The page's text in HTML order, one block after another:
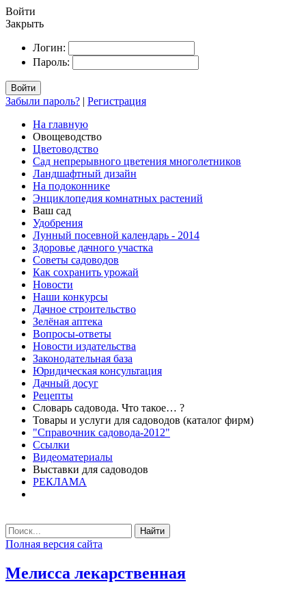
Войти
Закрыть
Логин:
Пароль:
Войти
Забыли пароль? | Регистрация
На главную
Овощеводство
Цветоводство
Сад непрерывного цветения многолетников
Ландшафтный дизайн
На подоконнике
Энциклопедия комнатных растений
Ваш сад
Удобрения
Лунный посевной календарь - 2014
Здоровье дачного участка
Советы садоводов
Как сохранить урожай
Новости
Наши конкурсы
Дачное строительство
Зелёная аптека
Вопросы-ответы
Новости издательства
Законодательная база
Юридическая консультация
Дачный досуг
Рецепты
Словарь садовода. Что такое… ?
Товары и услуги для садоводов (каталог фирм)
"Справочник садовода-2012"
Ссылки
Видеоматериалы
Выставки для садоводов
РЕКЛАМА
Найти
Полная версия сайта
Мелисса лекарственная